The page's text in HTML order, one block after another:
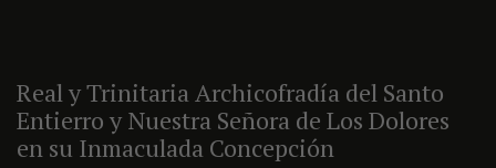
Real y Trinitaria Archicofradía del Santo
Entierro y Nuestra Señora de Los Dolores
en su Inmaculada Concepción